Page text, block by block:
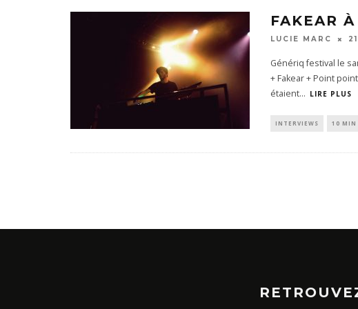
FAKEAR
LUCIE MARC
Génériq festival le
+ Fakear + Point
étaient... LIRE PLUS
INTERVIEWS 10 MIN